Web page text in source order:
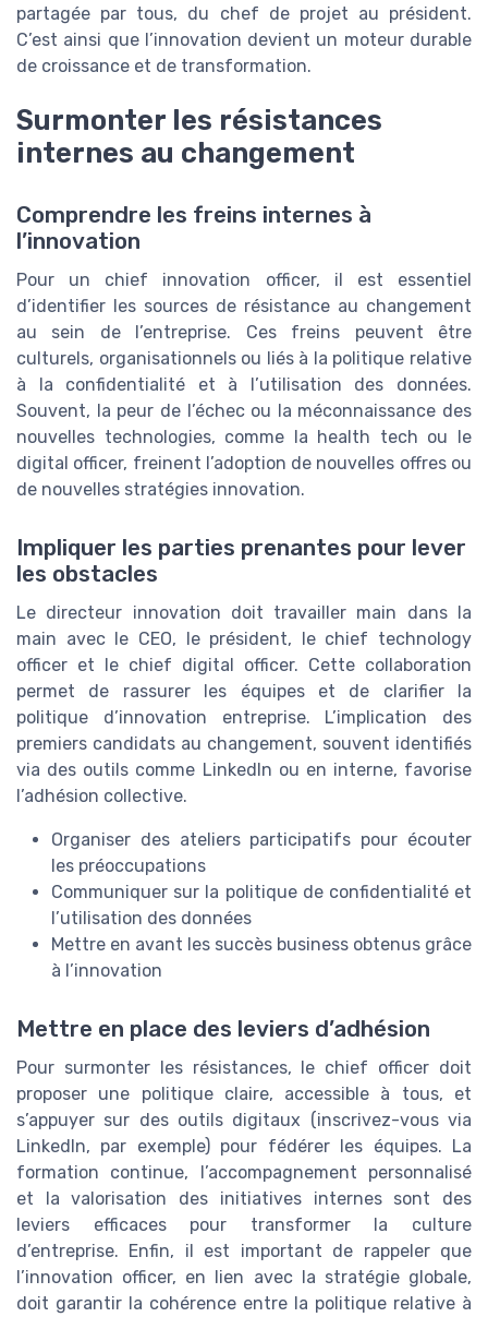
partagée par tous, du chef de projet au président.
C’est ainsi que l’innovation devient un moteur durable
de croissance et de transformation.
Surmonter les résistances
internes au changement
Comprendre les freins internes à
l’innovation
Pour un chief innovation officer, il est essentiel
d’identifier les sources de résistance au changement
au sein de l’entreprise. Ces freins peuvent être
culturels, organisationnels ou liés à la politique relative
à la confidentialité et à l’utilisation des données.
Souvent, la peur de l’échec ou la méconnaissance des
nouvelles technologies, comme la health tech ou le
digital officer, freinent l’adoption de nouvelles offres ou
de nouvelles stratégies innovation.
Impliquer les parties prenantes pour lever
les obstacles
Le directeur innovation doit travailler main dans la
main avec le CEO, le président, le chief technology
officer et le chief digital officer. Cette collaboration
permet de rassurer les équipes et de clarifier la
politique d’innovation entreprise. L’implication des
premiers candidats au changement, souvent identifiés
via des outils comme LinkedIn ou en interne, favorise
l’adhésion collective.
Organiser des ateliers participatifs pour écouter
les préoccupations
Communiquer sur la politique de confidentialité et
l’utilisation des données
Mettre en avant les succès business obtenus grâce
à l’innovation
Mettre en place des leviers d’adhésion
Pour surmonter les résistances, le chief officer doit
proposer une politique claire, accessible à tous, et
s’appuyer sur des outils digitaux (inscrivez-vous via
LinkedIn, par exemple) pour fédérer les équipes. La
formation continue, l’accompagnement personnalisé
et la valorisation des initiatives internes sont des
leviers efficaces pour transformer la culture
d’entreprise. Enfin, il est important de rappeler que
l’innovation officer, en lien avec la stratégie globale,
doit garantir la cohérence entre la politique relative à